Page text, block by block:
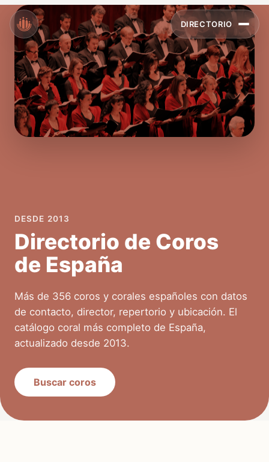
DESDE 2013
Directorio de Coros
de España
Más de 356 coros y corales españoles con datos
de contacto, director, repertorio y ubicación. El
catálogo coral más completo de España,
actualizado desde 2013.
Buscar coros
DIRECTORIO